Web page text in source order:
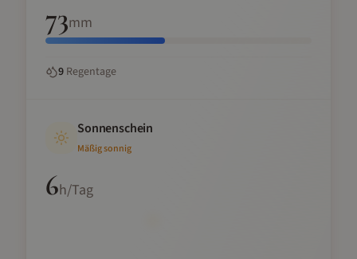
73mm
9 Regentage
Sonnenschein
Mäßig sonnig
6h/Tag